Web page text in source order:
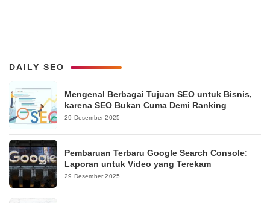
DAILY SEO
Mengenal Berbagai Tujuan SEO untuk Bisnis,
karena SEO Bukan Cuma Demi Ranking
29 Desember 2025
Pembaruan Terbaru Google Search Console:
Laporan untuk Video yang Terekam
29 Desember 2025